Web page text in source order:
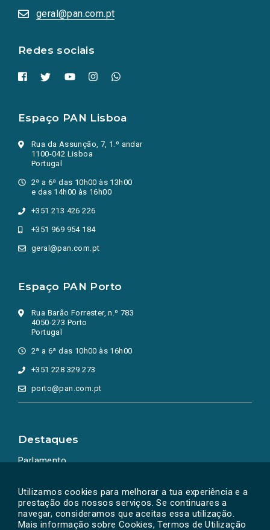
Utilizamos cookies para melhorar a tua experiência e a
prestação dos nossos serviços. Se continuares a
navegar, consideramos que aceitas essa utilização.
Mais informação sobre Cookies, Termos de Utilização
geral@pan.com.pt
Redes sociais
numa
nova
Espaço PAN Lisboa
Rua da Assunção, 7, 1.º andar
1100-042 Lisboa
Portugal
2ª a 6ª das 10h00 às 13h00
e das 14h00 às 16h00
+351 213 426 226
+351 969 954 184
geral@pan.com.pt
Espaço PAN Porto
Rua Barão Forrester, n.º 783
4050-273 Porto
Portugal
2ª a 6ª das 10h00 às 16h00
+351 228 329 273
porto@pan.com.pt
Destaques
Parlamento